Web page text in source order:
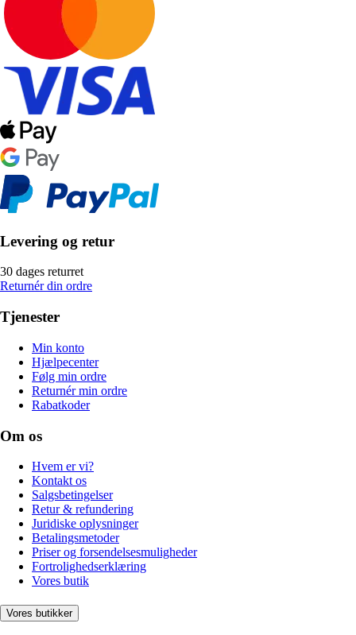
Levering og retur
30 dages returret
Returnér din ordre
Tjenester
Min konto
Hjælpecenter
Følg min ordre
Returnér min ordre
Rabatkoder
Om os
Hvem er vi?
Kontakt os
Salgsbetingelser
Retur & refundering
Juridiske oplysninger
Betalingsmetoder
Priser og forsendelsesmuligheder
Fortrolighedserklæring
Vores butik
Vores butikker